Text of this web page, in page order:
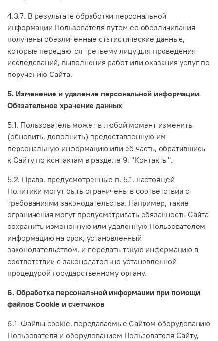
4.3.7. В результате обработки персональной
информации Пользователя путем ее обезличивания
получены обезличенные статистические данные,
которые передаются третьему лицу для проведения
исследований, выполнения работ или оказания услуг по
поручению Сайта.
5. Изменение и удаление персональной информации.
Обязательное хранение данных
5.1. Пользователь может в любой момент изменить
(обновить, дополнить) предоставленную им
персональную информацию или её часть, обратившись
к Сайту по контактам в разделе 9. "Контакты".
5.2. Права, предусмотренные п. 5.1. настоящей
Политики могут быть ограничены в соответствии с
требованиями законодательства. Например, такие
ограничения могут предусматривать обязанность Сайта
сохранить измененную или удаленную Пользователем
информацию на срок, установленный
законодательством, и передать такую информацию в
соответствии с законодательно установленной
процедурой государственному органу.
6. Обработка персональной информации при помощи
файлов Cookie и счетчиков
6.1. Файлы cookie, передаваемые Сайтом оборудованию
Пользователя и оборудованием Пользователя Сайту,